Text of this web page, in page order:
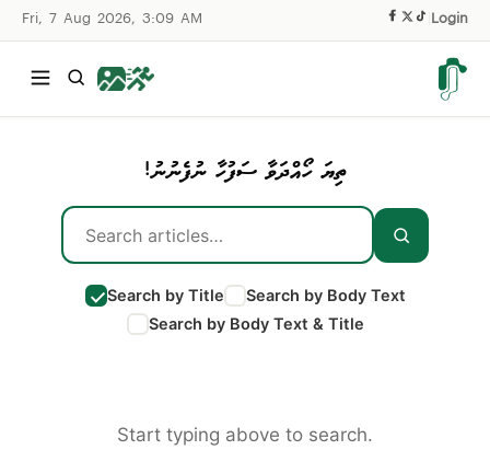
Fri, 7 Aug 2026, 3:09 AM Login
ތިޔަ ހޯއްދަވާ ސަފުހާ ނުފެނުނު!
Search by Title
Search by Body Text
Search by Body Text & Title
Start typing above to search.